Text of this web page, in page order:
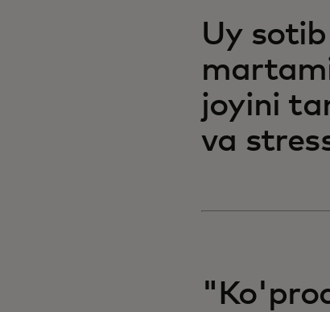
Uy
joyini
va